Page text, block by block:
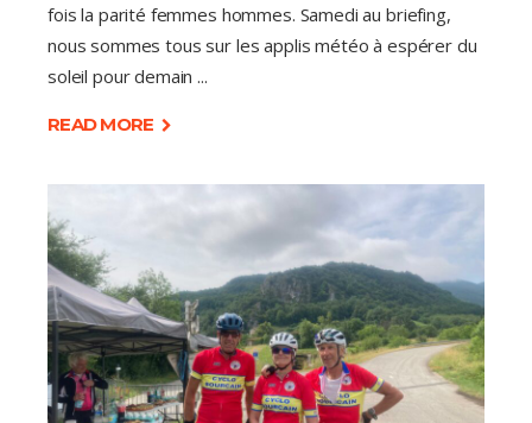
fois la parité femmes hommes. Samedi au briefing,
nous sommes tous sur les applis météo à espérer du
soleil pour demain
READ MORE